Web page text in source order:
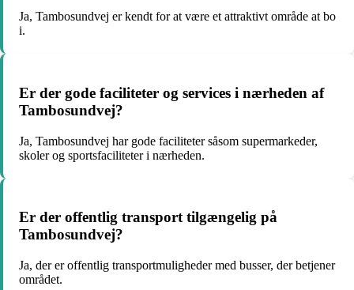
Ja, Tambosundvej er kendt for at være et attraktivt område at bo
i.
Er der gode faciliteter og services i nærheden af
Tambosundvej?
Ja, Tambosundvej har gode faciliteter såsom supermarkeder,
skoler og sportsfaciliteter i nærheden.
Er der offentlig transport tilgængelig på
Tambosundvej?
Ja, der er offentlig transportmuligheder med busser, der betjener
området.